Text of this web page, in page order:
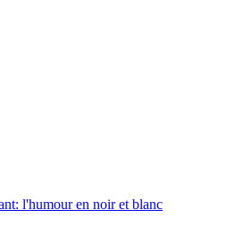
l'humour en noir et blanc